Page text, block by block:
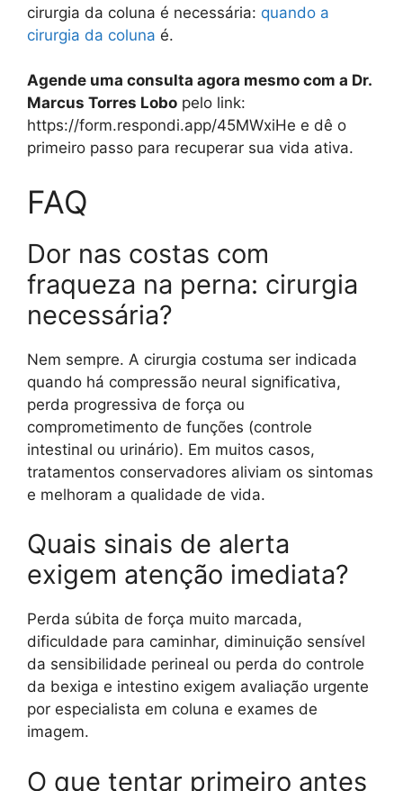
cirurgia da coluna é necessária: quando a
cirurgia da coluna é.
Agende uma consulta agora mesmo com a Dr.
Marcus Torres Lobo pelo link:
https://form.respondi.app/45MWxiHe e dê o
primeiro passo para recuperar sua vida ativa.
FAQ
Dor nas costas com
fraqueza na perna: cirurgia
necessária?
Nem sempre. A cirurgia costuma ser indicada
quando há compressão neural significativa,
perda progressiva de força ou
comprometimento de funções (controle
intestinal ou urinário). Em muitos casos,
tratamentos conservadores aliviam os sintomas
e melhoram a qualidade de vida.
Quais sinais de alerta
exigem atenção imediata?
Perda súbita de força muito marcada,
dificuldade para caminhar, diminuição sensível
da sensibilidade perineal ou perda do controle
da bexiga e intestino exigem avaliação urgente
por especialista em coluna e exames de
imagem.
O que tentar primeiro antes